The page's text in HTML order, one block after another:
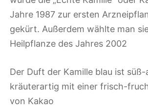
Jahre 1987 zur ersten
gekürt. Außerdem wählte man
Heilpflanze des Jahres 2002
Der Duft der Kamille blau ist
kräuterartig mit einer frisch-
von Kakao